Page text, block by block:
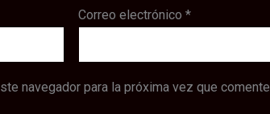
Correo electrónico*
navegador para la próxima vez que comente.